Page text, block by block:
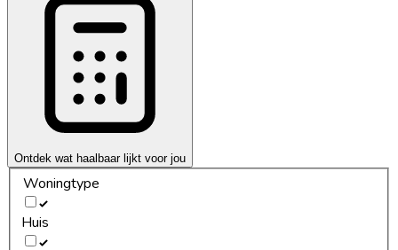
Ontdek wat haalbaar lijkt voor jou
Woningtype
Huis